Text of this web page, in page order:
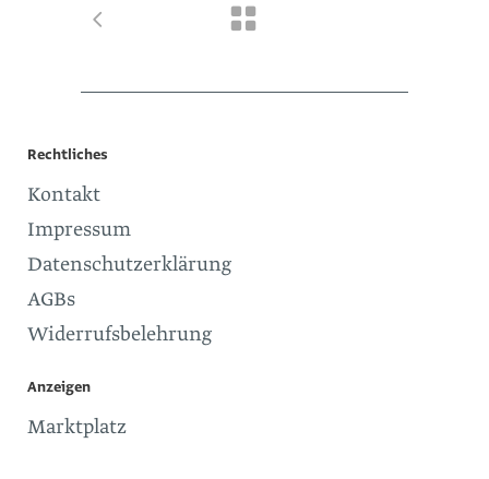
Rechtliches
Kontakt
Impressum
Datenschutzerklärung
AGBs
Widerrufsbelehrung
Anzeigen
Marktplatz